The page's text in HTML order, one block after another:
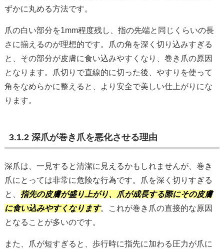
ずかに丸める方法です。
爪の白い部分を1mm程度残し、指の先端と同じくらいの長
さに揃えるのが理想的です。爪の角を深く切り込みすぎる
と、その部分が皮膚に食い込みやすくなり、巻き爪の原因
となります。爪切りで直線的に切った後、やすりを使って
角をなめらかに整えると、より安全で美しい仕上がりにな
ります。
3.1.2 深爪が巻き爪を悪化させる理由
深爪は、一見すると清潔に見えるかもしれませんが、巻き
爪にとっては非常に危険な行為です。爪を深く切りすぎる
と、 指先の皮膚が盛り上がり、爪が成長する際にその皮膚
に食い込みやすくなります。これが巻き爪の直接的な原因
となることが多いのです。
また、爪が短すぎると、歩行時に指先に加わる圧力が爪に